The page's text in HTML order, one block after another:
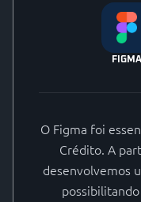
FIGMA
O Figma foi
Crédito. A
desenvolvemos